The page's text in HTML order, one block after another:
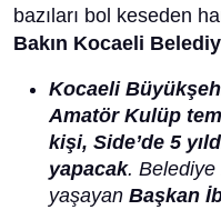
bazıları bol keseden
Bakın Kocaeli
Kocaeli
Amatör Kulüp
kişi, Side’de 5
yapacak. Belediye
yaşayan Başkan